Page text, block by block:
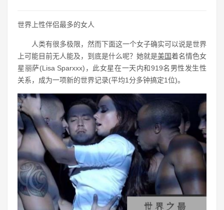
世界上性伴侣最多的女人
人类有很多极限，然而下面这一个女子确实可以说是世界
上可能目前无人能及，到底是什么呢？她就是美国着名情色女
星丽萨(Lisa Sparxxx)，此女星在一天内和919名男性发生性
关系，成为一项新的世界记录(平均1分多钟搞定1位)。